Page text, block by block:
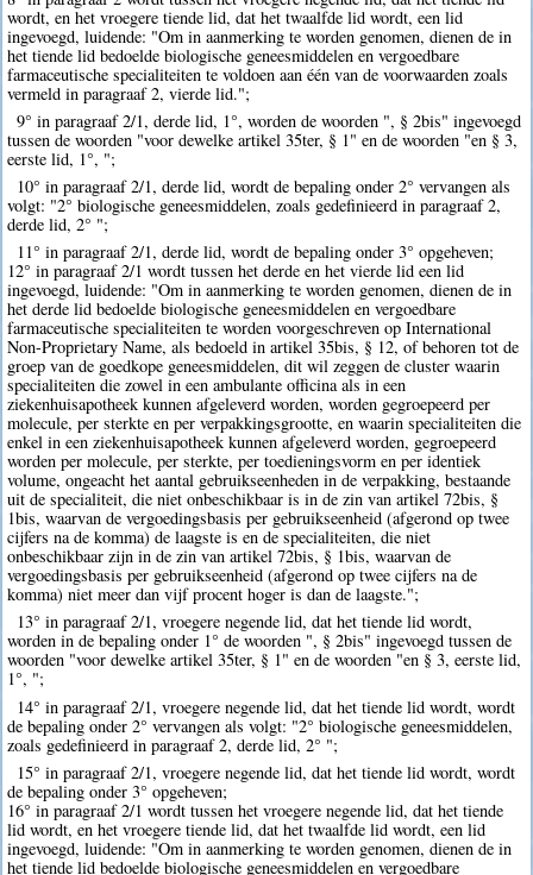
wordt, en het vroegere tiende lid, dat het twaalfde lid wordt, een lid
ingevoegd, luidende: "Om in aanmerking te worden genomen, dienen de in
het tiende lid bedoelde biologische geneesmiddelen en vergoedbare
farmaceutische specialiteiten te voldoen aan één van de voorwaarden zoals
vermeld in paragraaf 2, vierde lid.";
9° in paragraaf 2/1, derde lid, 1°, worden de woorden ", § 2bis" ingevoegd
tussen de woorden "voor dewelke artikel 35ter, § 1" en de woorden "en § 3,
eerste lid, 1°, ";
10° in paragraaf 2/1, derde lid, wordt de bepaling onder 2° vervangen als
volgt: "2° biologische geneesmiddelen, zoals gedefinieerd in paragraaf 2,
derde lid, 2° ";
11° in paragraaf 2/1, derde lid, wordt de bepaling onder 3° opgeheven;
12° in paragraaf 2/1 wordt tussen het derde en het vierde lid een lid
ingevoegd, luidende: "Om in aanmerking te worden genomen, dienen de in
het derde lid bedoelde biologische geneesmiddelen en vergoedbare
farmaceutische specialiteiten te worden voorgeschreven op International
Non-Proprietary Name, als bedoeld in artikel 35bis, § 12, of behoren tot de
groep van de goedkope geneesmiddelen, dit wil zeggen de cluster waarin
specialiteiten die zowel in een ambulante officina als in een
ziekenhuisapotheek kunnen afgeleverd worden, worden gegroepeerd per
molecule, per sterkte en per verpakkingsgrootte, en waarin specialiteiten die
enkel in een ziekenhuisapotheek kunnen afgeleverd worden, gegroepeerd
worden per molecule, per sterkte, per toedieningsvorm en per identiek
volume, ongeacht het aantal gebruikseenheden in de verpakking, bestaande
uit de specialiteit, die niet onbeschikbaar is in de zin van artikel 72bis, §
1bis, waarvan de vergoedingsbasis per gebruikseenheid (afgerond op twee
cijfers na de komma) de laagste is en de specialiteiten, die niet
onbeschikbaar zijn in de zin van artikel 72bis, § 1bis, waarvan de
vergoedingsbasis per gebruikseenheid (afgerond op twee cijfers na de
komma) niet meer dan vijf procent hoger is dan de laagste.";
13° in paragraaf 2/1, vroegere negende lid, dat het tiende lid wordt,
worden in de bepaling onder 1° de woorden ", § 2bis" ingevoegd tussen de
woorden "voor dewelke artikel 35ter, § 1" en de woorden "en § 3, eerste lid,
1°, ";
14° in paragraaf 2/1, vroegere negende lid, dat het tiende lid wordt, wordt
de bepaling onder 2° vervangen als volgt: "2° biologische geneesmiddelen,
zoals gedefinieerd in paragraaf 2, derde lid, 2° ";
15° in paragraaf 2/1, vroegere negende lid, dat het tiende lid wordt, wordt
de bepaling onder 3° opgeheven;
16° in paragraaf 2/1 wordt tussen het vroegere negende lid, dat het tiende
lid wordt, en het vroegere tiende lid, dat het twaalfde lid wordt, een lid
ingevoegd, luidende: "Om in aanmerking te worden genomen, dienen de in
het tiende lid bedoelde biologische geneesmiddelen en vergoedbare